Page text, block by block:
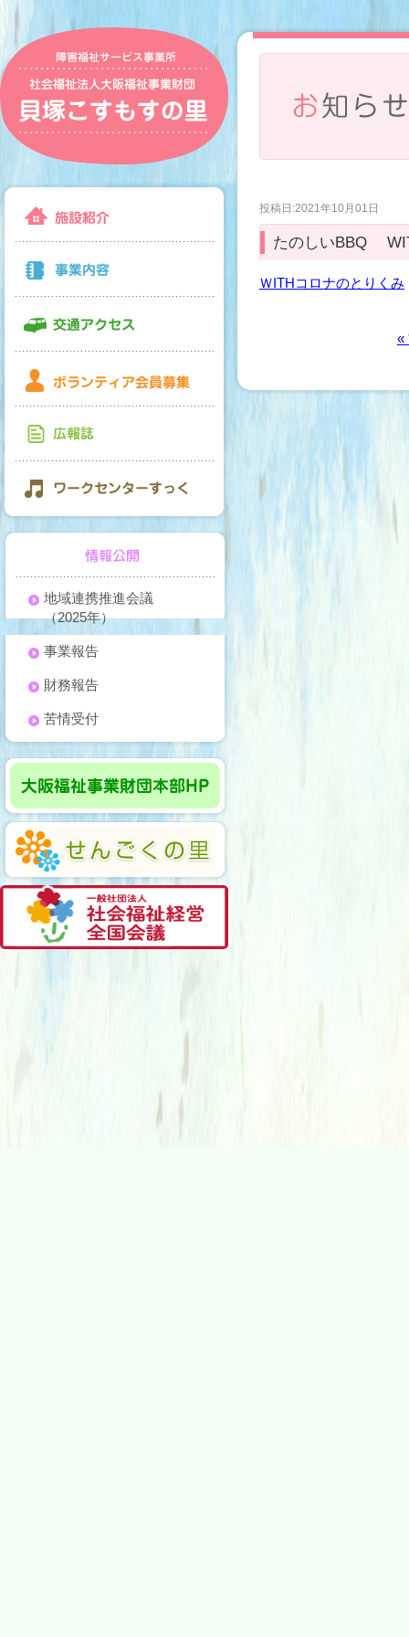
投稿日:2021年10月01日
たのしいBBQ
ＷITHコロナのとりくみ
«
地域連携推進会議
（2025年）
事業報告
財務報告
苦情受付